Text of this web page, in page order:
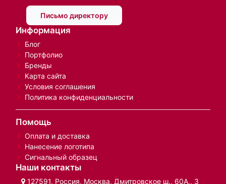
Письмо директору
Информация
Блог
Портфолио
Бренды
Карта сайта
Условия соглашения
Политика конфиденциальности
Помощь
Оплата и доставка
Нанесение логотипа
Сигнальный образец
Наши контакты
127591, Россия, Москва, Дмитровское ш., 60А., 3